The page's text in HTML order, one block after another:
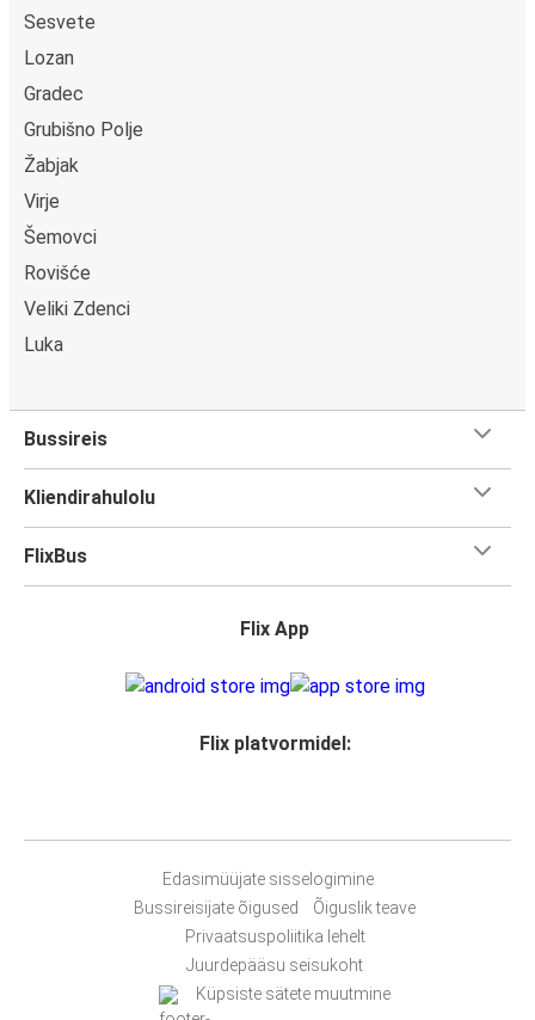
Sesvete
Lozan
Gradec
Grubišno Polje
Žabjak
Virje
Šemovci
Rovišće
Veliki Zdenci
Luka
Bussireis
Kliendirahulolu
FlixBus
Flix App
Flix platvormidel:
Edasimüüjate sisselogimine
Bussireisijate õigused
Õiguslik teave
Privaatsuspoliitika lehelt
Juurdepääsu seisukoht
Küpsiste sätete muutmine